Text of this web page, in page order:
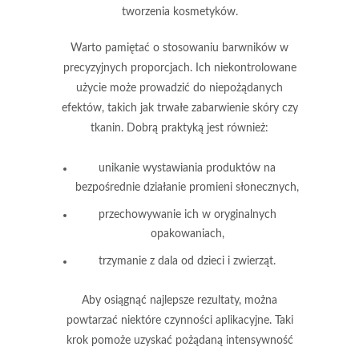
tworzenia kosmetyków.
Warto pamiętać o stosowaniu barwników w
precyzyjnych proporcjach.Ich niekontrolowane
użycie może prowadzić do niepożądanych
efektów, takich jak trwałe zabarwienie skóry czy
tkanin. Dobrą praktyką jest również:
unikanie wystawiania produktów na
bezpośrednie działanie promieni słonecznych,
przechowywanie ich w oryginalnych
opakowaniach,
trzymanie z dala od dzieci i zwierząt.
Aby osiągnąć najlepsze rezultaty, można
powtarzać niektóre czynności aplikacyjne. Taki
krok pomoże uzyskać pożądaną intensywność